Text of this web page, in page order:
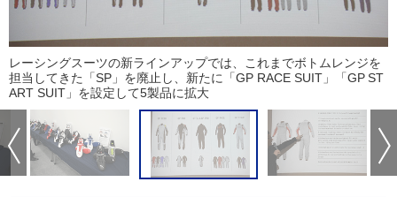
レーシングスーツの新ラインアップでは、これまでボトムレンジを
担当してきた「SP」を廃止し、新たに「GP RACE SUIT」「GP ST
ART SUIT」を設定して5製品に拡大